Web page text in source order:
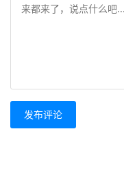
发布评论